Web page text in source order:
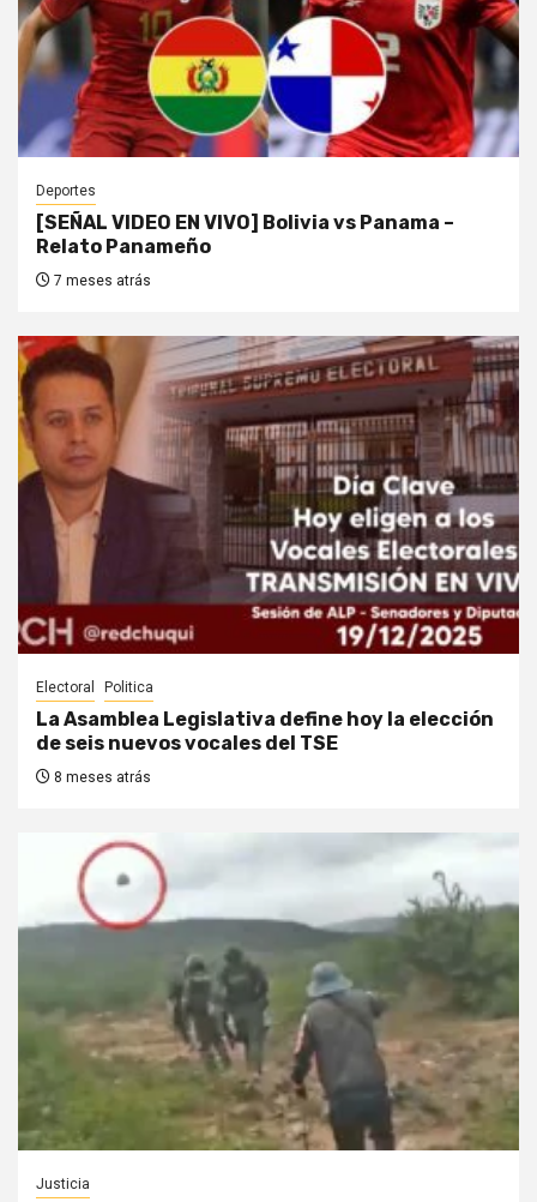
Deportes
[SEÑAL VIDEO EN VIVO] Bolivia vs Panama –
Relato Panameño
7 meses atrás
Electoral Politica
La Asamblea Legislativa define hoy la elección
de seis nuevos vocales del TSE
8 meses atrás
Justicia